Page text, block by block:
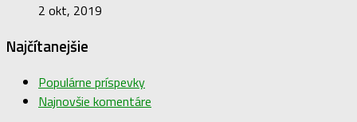
2 okt, 2019
Najčítanejšie
Populárne príspevky
Najnovšie komentáre